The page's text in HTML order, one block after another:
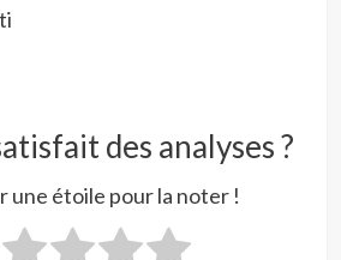
des analyses ?
une étoile pour la noter !